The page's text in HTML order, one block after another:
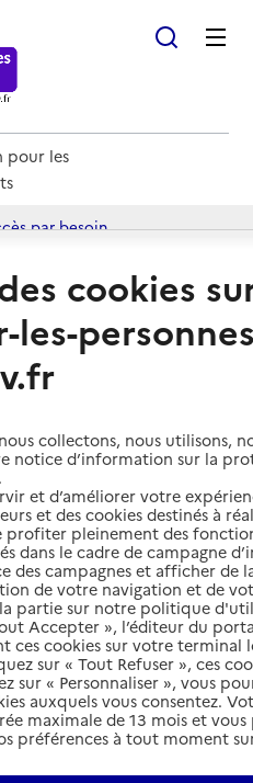
pour les
par besoin
à domicile
ADMR
et services autour de
cookies
les-
collectons, nous utilisons,
notice d’information sur la
et d’améliorer votre
et des cookies destinés à
profiter pleinement des
dans le cadre de campagne
des campagnes et afficher de
de votre navigation et de
partie sur notre politique
Accepter », l’éditeur du
ces cookies sur votre terminal
sur « Tout Refuser », ces
sur « Personnaliser », vous
auxquels vous consentez.
maximale de 13 mois et
préférences à tout moment